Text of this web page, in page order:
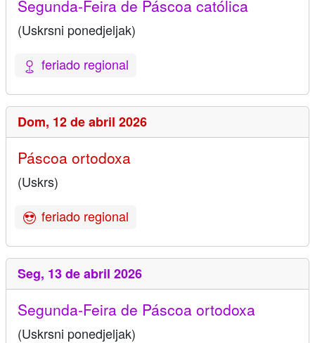
Segunda-Feira de Páscoa católica
(Uskrsni ponedjeljak)
feriado regional
Dom, 12 de abril 2026
Páscoa ortodoxa
(Uskrs)
feriado regional
Seg, 13 de abril 2026
Segunda-Feira de Páscoa ortodoxa
(Uskrsni ponedjeljak)